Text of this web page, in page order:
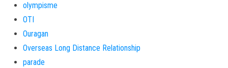
olympisme
OTI
Ouragan
Overseas Long Distance Relationship
parade